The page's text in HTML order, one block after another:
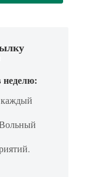
неделю: